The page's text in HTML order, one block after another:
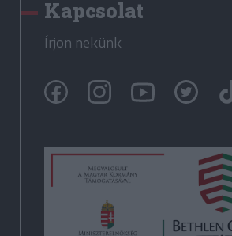
Kapcsolat
Írjon nekünk